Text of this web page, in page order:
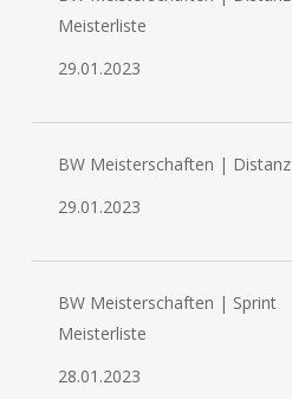
Meisterliste
29.01.2023
BW Meisterschaften | Distanz
29.01.2023
BW Meisterschaften | Sprint
Meisterliste
28.01.2023